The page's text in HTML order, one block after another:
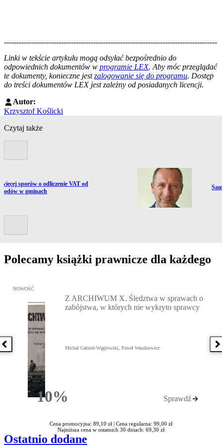
--------------------------------------------------------------------------------------
Linki w tekście artykułu mogą odsyłać bezpośrednio do
odpowiednich dokumentów w programie LEX. Aby móc przeglądać
te dokumenty, konieczne jestzalogowanie się do programu. Dostęp
do treści dokumentów LEX jest zależny od posiadanych licencji.
Autor:
Krzysztof Koślicki
Czytaj także
do artykułu:
sporów o odliczenie VAT od
w gminach
Polecamy książki prawnicze dla każdego
Poprzednia książka
Przejdź do: Z ARCHIWUM X. Śledztwa w sprawach o
NOWOŚĆ
10%Rabatu
Z ARCHIWUM X. Śledztwa w sprawach o
zabójstwa, w których nie wykryto sprawcy
Michał Gabriel-Węglowski, Paweł Waszkiewicz
Sprawdź
Cena promocyjna: 89,10 zł | Cena regularna: 99,00 zł
Najniższa cena w ostatnich 30 dniach: 69,30 zł
Ostatnio dodane